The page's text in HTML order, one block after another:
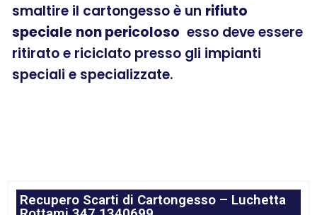
smaltire il cartongesso è un rifiuto
speciale non pericoloso esso deve essere
ritirato e riciclato presso gli impianti
speciali e specializzate.
Recupero Scarti di Cartongesso – Luchetta